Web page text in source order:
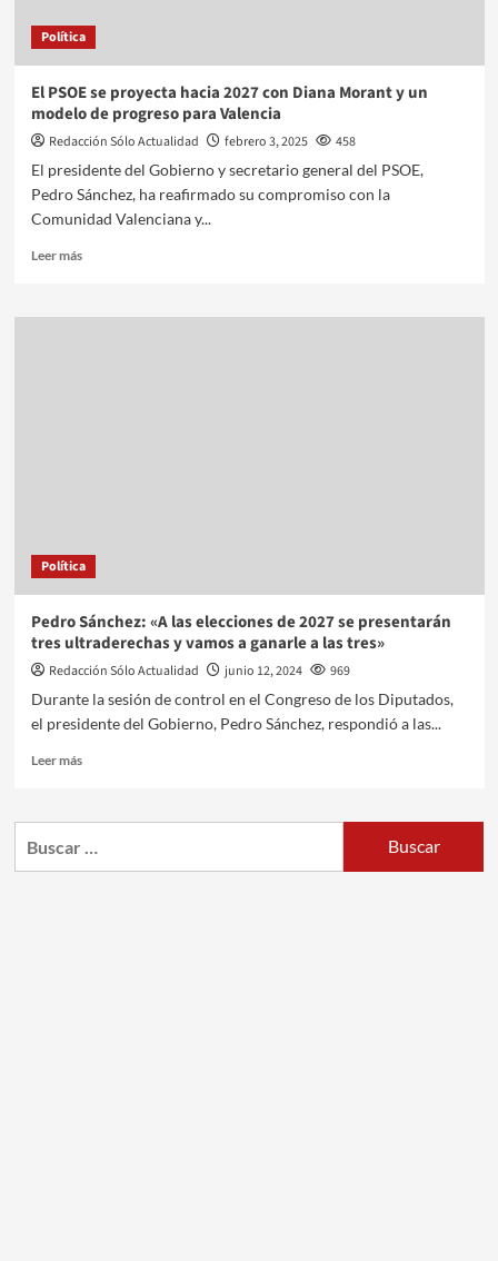
Política
El PSOE se proyecta hacia 2027 con Diana Morant y un
modelo de progreso para Valencia
Redacción Sólo Actualidad febrero 3, 2025
458
El presidente del Gobierno y secretario general del PSOE,
Pedro Sánchez, ha reafirmado su compromiso con la
Comunidad Valenciana y...
Leer más
Política
Pedro Sánchez: «A las elecciones de 2027 se presentarán
tres ultraderechas y vamos a ganarle a las tres»
Redacción Sólo Actualidad junio 12, 2024
969
Durante la sesión de control en el Congreso de los Diputados,
el presidente del Gobierno, Pedro Sánchez, respondió a las...
Leer más